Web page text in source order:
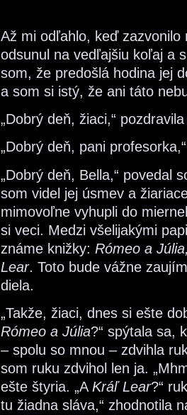
Až mi odľahlo, keď
odsunul na vedľajšiu koľaj a
som, že predošlá hodina jej
a som si istý, že ani táto
„Dobrý deň, žiaci,“
„Dobrý deň, pani
„Dobrý deň, Bella,“ povedal
som videl jej úsmev a
mimovoľne vyhupli do
si veci. Medzi všelijakými
známe knižky: Rómeo a
Lear. Toto bude vážne
diela.
„Takže, žiaci, dnes si ešte
Rómeo a Júlia?“ spýtala sa,
– spolu so mnou – zdvihla
som ruku zdvihol len ja.
ešte štyria. „A Kráľ Lear?“
tu žiadna sláva,“ zhodnotila